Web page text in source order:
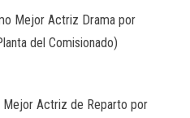
Mejor Actriz Drama por
del Comisionado)
Mejor Actriz de Reparto por